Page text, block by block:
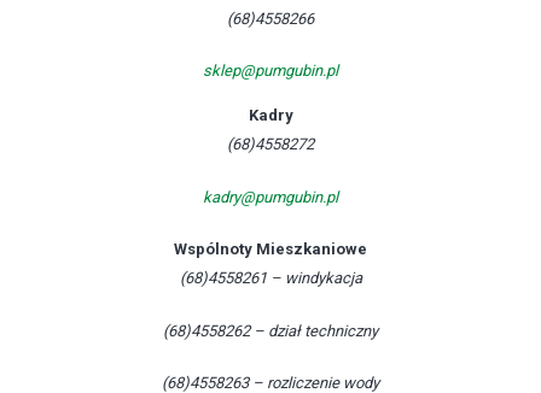
(68)4558266
sklep@pumgubin.pl
Kadry
(68)4558272
kadry@pumgubin.pl
Wspólnoty Mieszkaniowe
(68)4558261 – windykacja
(68)4558262 – dział techniczny
(68)4558263 – rozliczenie wody